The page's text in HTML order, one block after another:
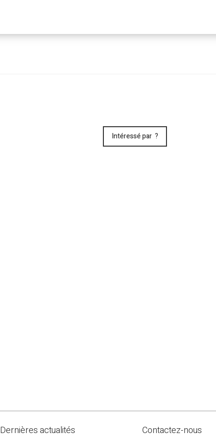
Intéressé par ?
Dernières actualités Contactez-nous